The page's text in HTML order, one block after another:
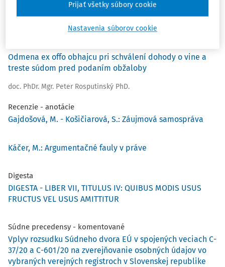
Problematika dodatočného povolenia stavby na území
Slovenskej republiky
Odmena ex offo obhajcu pri schválení dohody o vine a
treste súdom pred podaním obžaloby
doc. PhDr. Mgr. Peter Rosputinský PhD.
Recenzie - anotácie
Gajdošová, M. - Košičiarová, S.: Záujmová samospráva
Káčer, M.: Argumentačné fauly v práve
Digesta
DIGESTA - LIBER VII, TITULUS IV: QUIBUS MODIS USUS
FRUCTUS VEL USUS AMITTITUR
Súdne precedensy - komentované
Vplyv rozsudku Súdneho dvora EÚ v spojených veciach C-
37/20 a C-601/20 na zverejňovanie osobných údajov vo
vybraných verejných registroch v Slovenskej republike
Nastavenia súborov cookie
Prijať všetky súbory cookie